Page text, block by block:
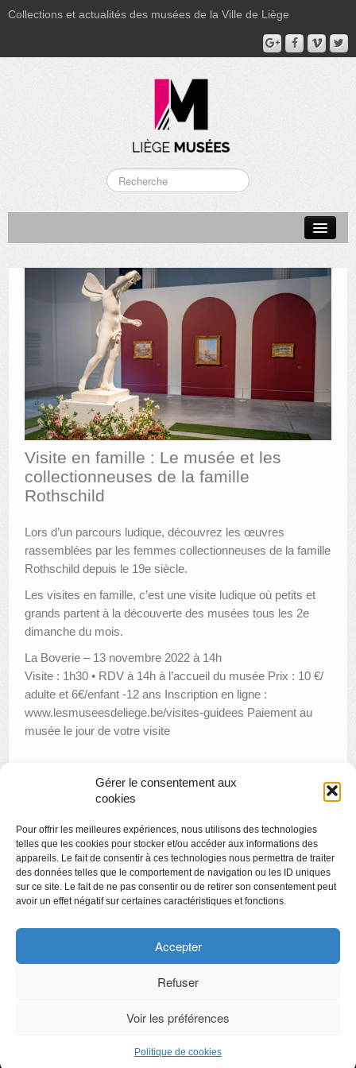
Gérer le consentement aux
cookies
Pour offrir les meilleures expériences, nous utilisons des technologies
telles que les cookies pour stocker et/ou accéder aux informations des
appareils. Le fait de consentir à ces technologies nous permettra de traiter
des données telles que le comportement de navigation ou les ID uniques
sur ce site. Le fait de ne pas consentir ou de retirer son consentement peut
avoir un effet négatif sur certaines caractéristiques et fonctions.
Accepter
Refuser
Voir les préférences
Politique de cookies
Collections et actualités des musées de la Ville de Liège
MUSÉE GRÉTRY
MUSÉE DU LUMINAIRE
FONDS PATRIMONIAUX
AUTRES LIEUX
ANIMATIONS DES MUSÉES
PUBLICATIONS
LES APPELS À PROJETS
Visite en famille : Le musée et les
collectionneuses de la famille
Rothschild
Lors d’un parcours ludique, découvrez les œuvres
rassemblées par les femmes collectionneuses de la famille
Rothschild depuis le 19e siècle.
Les visites en famille, c’est une visite ludique où petits et
grands partent à la découverte des musées tous les 2e
dimanche du mois.
La Boverie – 13 novembre 2022 à 14h
Visite : 1h30 • RDV à 14h à l’accueil du musée Prix : 10 €/
adulte et 6€/enfant -12 ans Inscription en ligne :
www.lesmuseesdeliege.be/visites-guidees Paiement au
musée le jour de votre visite
Créamusée : boîte d’allumettes surprise
Visite thématique : l’Art et une histoire de goût, du 19e siècle
à nos jours.
Copyright
Politique de confidentialité
Chartes des engagements des opérateurs culturels